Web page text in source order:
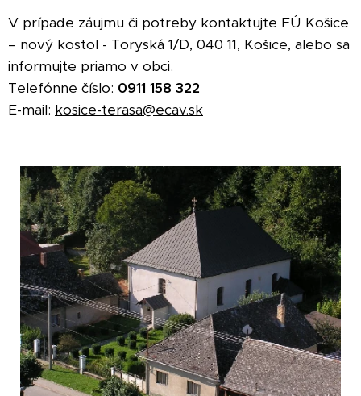
V prípade záujmu či potreby kontaktujte FÚ Košice
– nový kostol - Toryská 1/D, 040 11, Košice, alebo sa
informujte priamo v obci.
Telefónne číslo: 0911 158 322
E-mail: kosice-terasa@ecav.sk